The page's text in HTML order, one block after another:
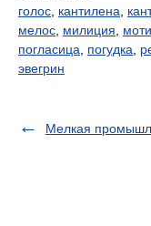
голос кантилена
мелос милиция
погласица
погудка
эвегрин
Мелкая